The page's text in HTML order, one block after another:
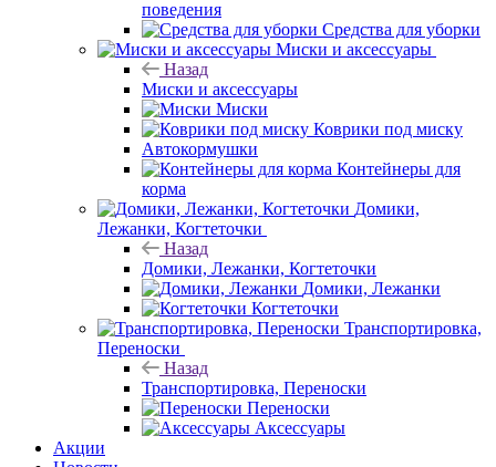
поведения
Средства для уборки
Миски и аксессуары
Назад
Миски и аксессуары
Миски
Коврики под миску
Автокормушки
Контейнеры для
корма
Домики,
Лежанки, Когтеточки
Назад
Домики, Лежанки, Когтеточки
Домики, Лежанки
Когтеточки
Транспортировка,
Переноски
Назад
Транспортировка, Переноски
Переноски
Аксессуары
Акции